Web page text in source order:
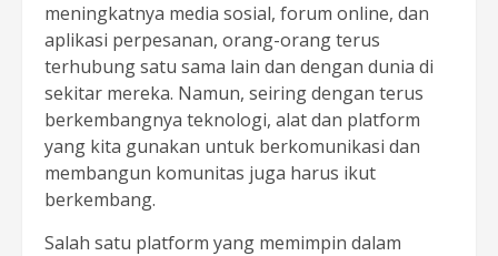
meningkatnya media sosial, forum online, dan
aplikasi perpesanan, orang-orang terus
terhubung satu sama lain dan dengan dunia di
sekitar mereka. Namun, seiring dengan terus
berkembangnya teknologi, alat dan platform
yang kita gunakan untuk berkomunikasi dan
membangun komunitas juga harus ikut
berkembang.
Salah satu platform yang memimpin dalam